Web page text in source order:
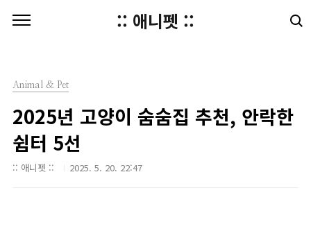
:: 애니펫 ::
Animal & Pet
2025년 고양이 숨숨집 추천, 안락한
쉼터 5선
:: 애니펫 :: 2025. 5. 20. 22:47